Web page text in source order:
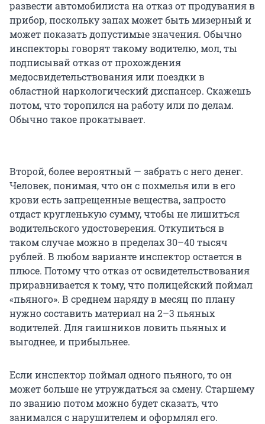
развести автомобилиста на отказ от продувания в
прибор, поскольку запах может быть мизерный и
может показать допустимые значения. Обычно
инспекторы говорят такому водителю, мол, ты
подписывай отказ от прохождения
медосвидетельствования или поездки в
областной наркологический диспансер. Скажешь
потом, что торопился на работу или по делам.
Обычно такое прокатывает.
Второй, более вероятный — забрать с него денег.
Человек, понимая, что он с похмелья или в его
крови есть запрещенные вещества, запросто
отдаст кругленькую сумму, чтобы не лишиться
водительского удостоверения. Откупиться в
таком случае можно в пределах 30–40 тысяч
рублей. В любом варианте инспектор остается в
плюсе. Потому что отказ от освидетельствования
приравнивается к тому, что полицейский поймал
«пьяного». В среднем наряду в месяц по плану
нужно составить материал на 2–3 пьяных
водителей. Для гаишников ловить пьяных и
выгоднее, и прибыльнее.
Если инспектор поймал одного пьяного, то он
может больше не утруждаться за смену. Старшему
по званию потом можно будет сказать, что
занимался с нарушителем и оформлял его.